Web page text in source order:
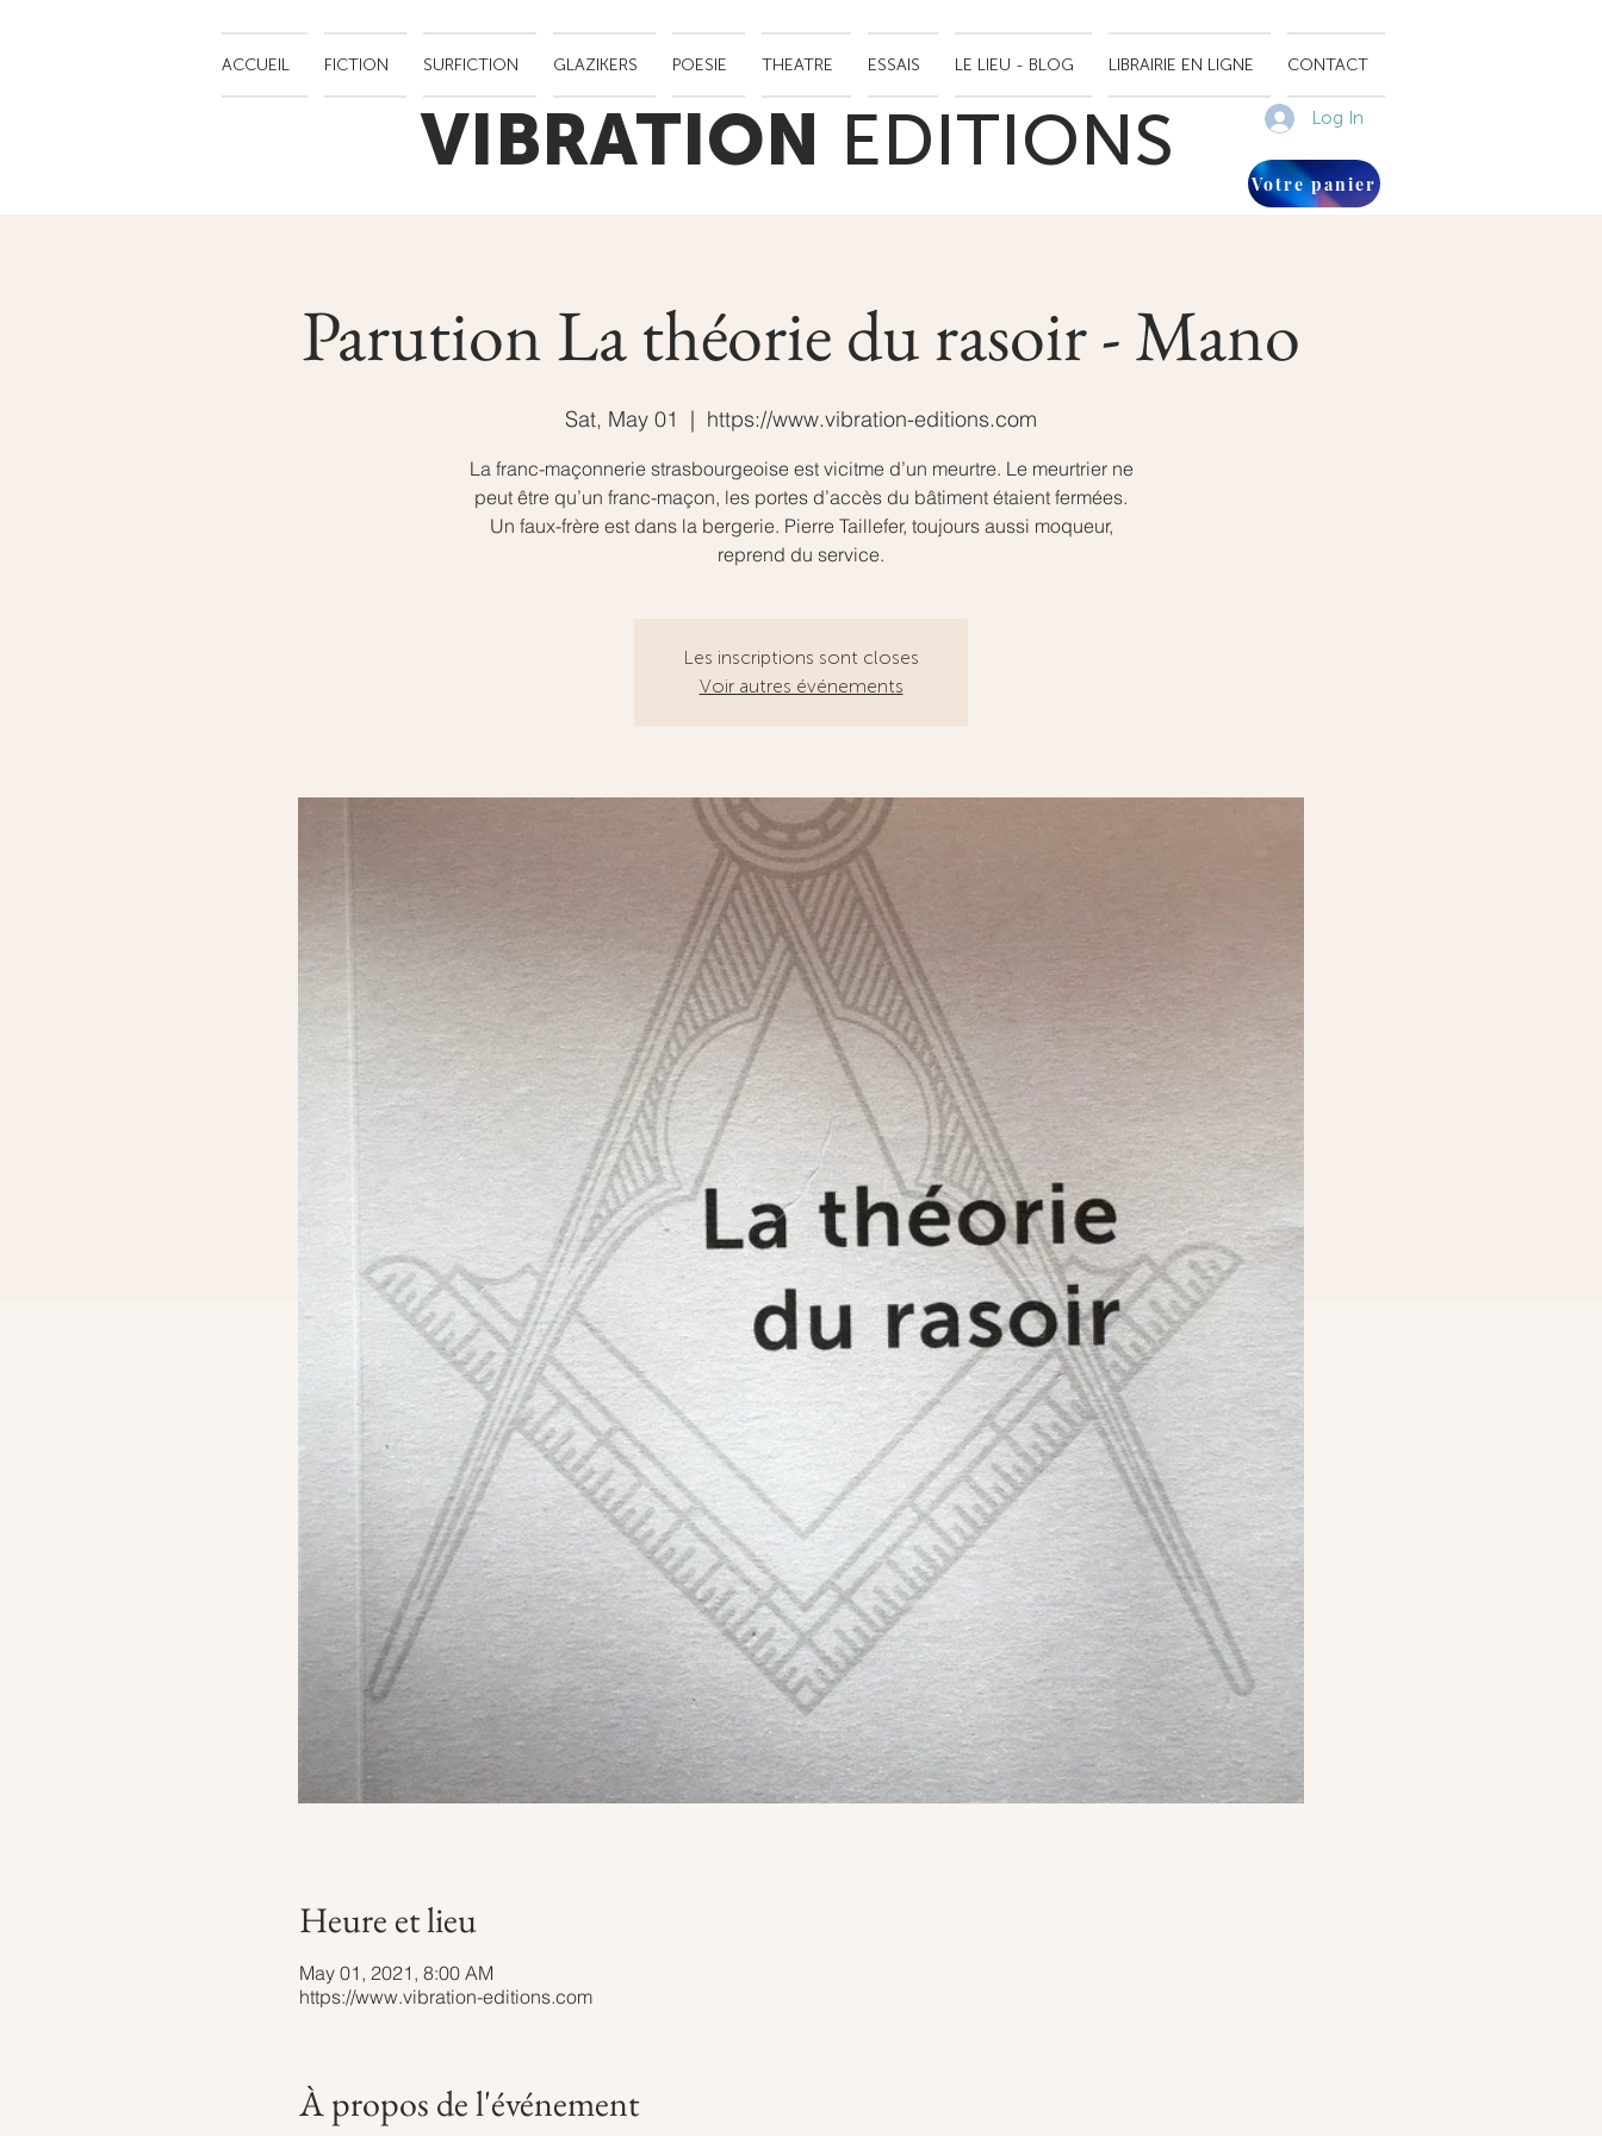
ACCUEIL FICTION SURFICTION GLAZIKERS POESIE THEATRE ESSAIS LE LIEU - BLOG LIBRAIRIE EN LIGNE CONTACT
VIBRATION EDITIONS Log In
Votre panier
Parution La théorie du rasoir - Mano
Sat, May 01
  |
https://www.vibration-editions.com
La franc-maçonnerie strasbourgeoise est vicitme d’un meurtre. Le meurtrier ne
peut être qu’un franc-maçon, les portes d’accès du bâtiment étaient fermées.
Un faux-frère est dans la bergerie. Pierre Taillefer, toujours aussi moqueur,
reprend du service.
Les inscriptions sont closes
Voir autres événements
Heure et lieu
May 01, 2021, 8:00 AM
https://www.vibration-editions.com
À propos de l'événement